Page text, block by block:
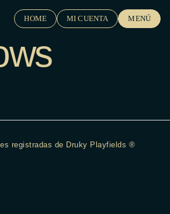
HOME MI CUENTA MENÚ
registradas de Druky Playfields ®